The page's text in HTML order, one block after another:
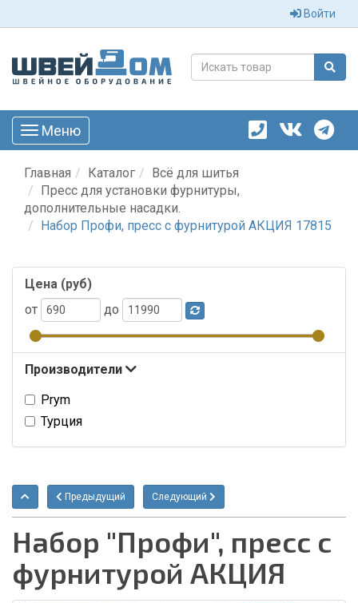
Войти
Toggle
navigation
Меню
Главная Каталог
Всё для шитья
Пресс для установки фурнитуры,
дополнительные насадки.
Набор Профи, пресс с фурнитурой АКЦИЯ 17815
Цена (руб)
от
до
Производители
Prym
Турция
Предыдущий Следующий
Набор "Профи", пресс с
фурнитурой АКЦИЯ